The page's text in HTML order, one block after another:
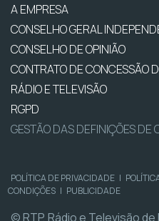
A EMPRESA
CONSELHO GERAL
CONSELHO DE OPINIÃO
CONTRATO DE CONCESSÃO
RÁDIO E TELEVISÃO
RGPD
GESTÃO DAS DEFINIÇÕES DE
POLÍTICA DE PRIVACIDADE |
CONDIÇÕES | PUBLICIDADE
© RTP, Rádio e Televisão